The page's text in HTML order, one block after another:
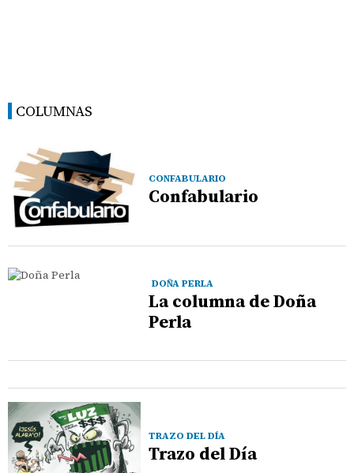
COLUMNAS
CONFABULARIO
Confabulario
DOÑA PERLA
La columna de Doña
Perla
TRAZO DEL DÍA
Trazo del Día